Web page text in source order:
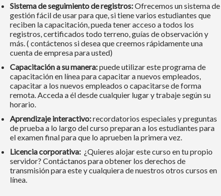
Sistema de seguimiento de registros:Ofrecemos un sistema de
gestión fácil de usar para que, si tiene varios estudiantes que
reciben la capacitación, pueda tener acceso a todos los
registros, certificados todo terreno, guías de observación y
más. ( contáctenos si desea que creemos rápidamente una
cuenta de empresa para usted)
Capacitación a su manera:puede utilizar este programa de
capacitación en línea para capacitar a nuevos empleados,
capacitar a los nuevos empleados o capacitarse de forma
remota. Acceda a él desde cualquier lugar y trabaje según su
horario.
Aprendizaje interactivo:recordatorios especiales y preguntas
de prueba a lo largo del curso preparan a los estudiantes para
el examen final para que lo aprueben la primera vez.
Licencia corporativa: ¿Quieres alojar este curso en tu propio
servidor? Contáctanos para obtener los derechos de
transmisión para este y cualquiera de nuestros otros cursos en
línea.